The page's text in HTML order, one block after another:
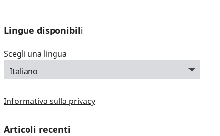
Lingue disponibili
Scegli una lingua
Informativa sulla privacy
Articoli recenti